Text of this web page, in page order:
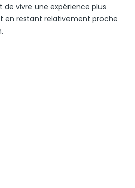
de vivre une expérience plus
en restant relativement proche